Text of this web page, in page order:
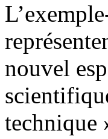
nouvel
technique